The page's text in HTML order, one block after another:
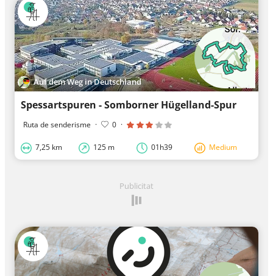
Auf dem Weg in Deutschland
Spessartspuren - Somborner Hügelland-Spur
Ruta de senderisme · 0 ·
7,25 km 125 m 01h39 Medium
Publicitat